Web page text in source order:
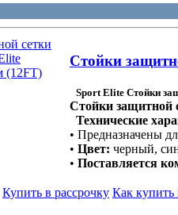
Стойки
Sport Elite Стойки
Стойки защитной
Технические
• Предназначены
• Цвет: черный,
• Поставляется
Купить в рассрочку Как купить